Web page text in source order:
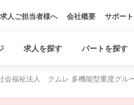
求人ご担当者様へ 会社概要 サポー
求人を探す パートを探す
会福祉法人 クムレ 多機能型重度グル